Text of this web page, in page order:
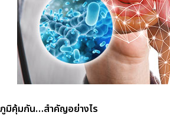
ภูมิคุ้มกัน…สำคัญอย่างไร